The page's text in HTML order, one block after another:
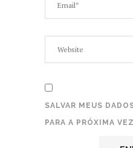
SALVAR MEUS
PARA A PRÓXIMA